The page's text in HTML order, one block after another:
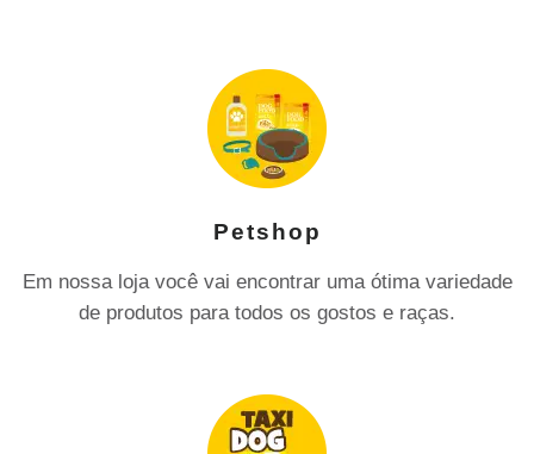
Petshop
Em nossa loja você vai encontrar uma ótima variedade
de produtos para todos os gostos e raças.